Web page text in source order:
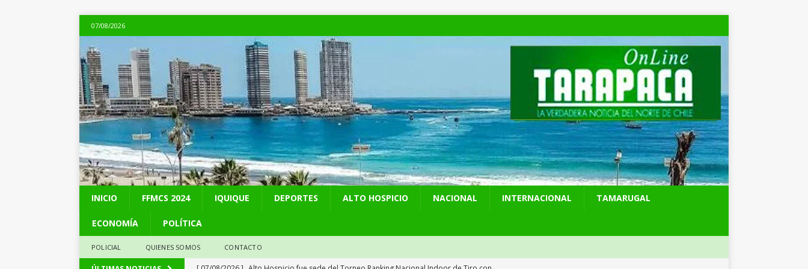
07/08/2026
INICIO FFMCS 2024 IQUIQUE DEPORTES ALTO HOSPICIO NACIONAL INTERNACIONAL TAMARUGAL
ECONOMÍA POLÍTICA
POLICIAL QUIENES SOMOS CONTACTO